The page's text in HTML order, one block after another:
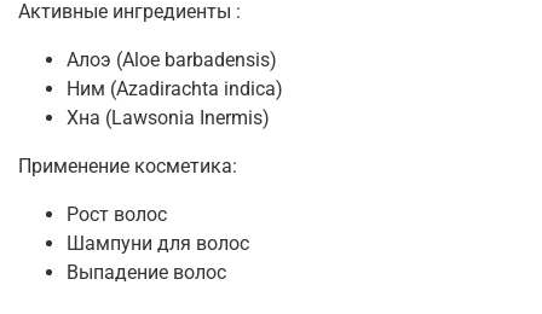
Активные ингредиенты :
Алоэ (Aloe barbadensis)
Ним (Azadirachta indica)
Хна (Lawsonia Inermis)
Применение косметика:
Рост волос
Шампуни для волос
Выпадение волос